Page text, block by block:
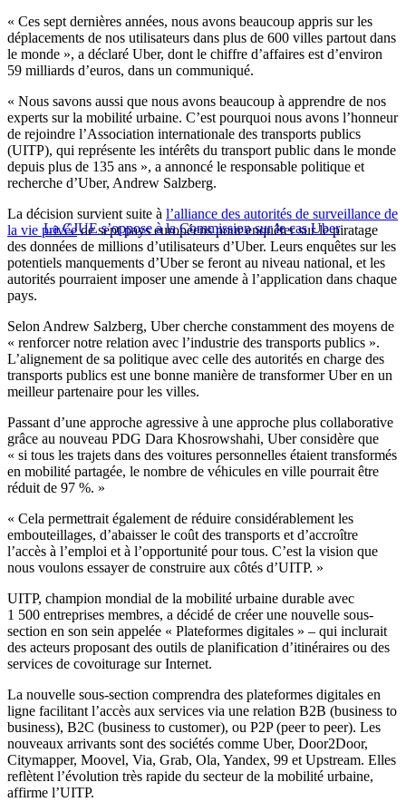
« Ces sept dernières années, nous avons beaucoup appris sur les
déplacements de nos utilisateurs dans plus de 600 villes partout dans
le monde », a déclaré Uber, dont le chiffre d’affaires est d’environ
59 milliards d’euros, dans un communiqué.
« Nous savons aussi que nous avons beaucoup à apprendre de nos
experts sur la mobilité urbaine. C’est pourquoi nous avons l’honneur
de rejoindre l’Association internationale des transports publics
(UITP), qui représente les intérêts du transport public dans le monde
depuis plus de 135 ans », a annoncé le responsable politique et
recherche d’Uber, Andrew Salzberg.
La CJUE s’oppose à la Commission sur le cas Uber
La décision survient suite à l’alliance des autorités de surveillance de
la vie privéede sept pays européens pour enquêter sur le piratage
des données de millions d’utilisateurs d’Uber. Leurs enquêtes sur les
potentiels manquements d’Uber se feront au niveau national, et les
autorités pourraient imposer une amende à l’application dans chaque
pays.
Selon Andrew Salzberg, Uber cherche constamment des moyens de
« renforcer notre relation avec l’industrie des transports publics ».
L’alignement de sa politique avec celle des autorités en charge des
transports publics est une bonne manière de transformer Uber en un
meilleur partenaire pour les villes.
Passant d’une approche agressive à une approche plus collaborative
grâce au nouveau PDG Dara Khosrowshahi, Uber considère que
« si tous les trajets dans des voitures personnelles étaient transformés
en mobilité partagée, le nombre de véhicules en ville pourrait être
réduit de 97 %. »
« Cela permettrait également de réduire considérablement les
embouteillages, d’abaisser le coût des transports et d’accroître
l’accès à l’emploi et à l’opportunité pour tous. C’est la vision que
nous voulons essayer de construire aux côtés d’UITP. »
UITP, champion mondial de la mobilité urbaine durable avec
1 500 entreprises membres, a décidé de créer une nouvelle sous-
section en son sein appelée « Plateformes digitales » – qui inclurait
des acteurs proposant des outils de planification d’itinéraires ou des
services de covoiturage sur Internet.
La nouvelle sous-section comprendra des plateformes digitales en
ligne facilitant l’accès aux services via une relation B2B (business to
business), B2C (business to customer), ou P2P (peer to peer). Les
nouveaux arrivants sont des sociétés comme Uber, Door2Door,
Citymapper, Moovel, Via, Grab, Ola, Yandex, 99 et Upstream. Elles
reflètent l’évolution très rapide du secteur de la mobilité urbaine,
affirme l’UITP.